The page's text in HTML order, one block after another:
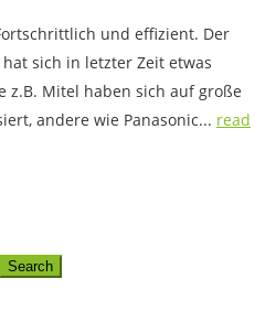
und effizient. Der
sich in letzter Zeit etwas
z.B. Mitel haben sich auf große
andere wie Panasonic... read